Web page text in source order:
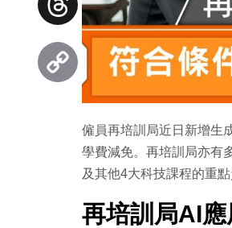
僱員再培訓局近日新增生
學費減免。再培訓局亦有
及其他4大科技課程的重點
再培訓局AI
Threads
Copy
Link